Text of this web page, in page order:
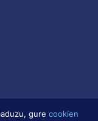
gure cookien